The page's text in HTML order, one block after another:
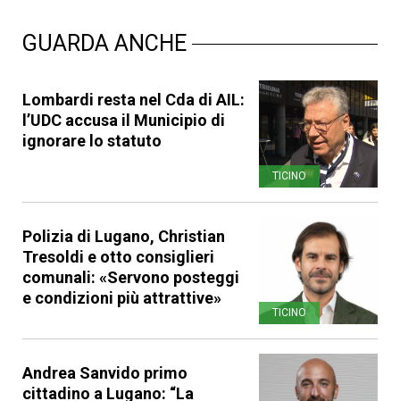
GUARDA ANCHE
Lombardi resta nel Cda di AIL:
l’UDC accusa il Municipio di
ignorare lo statuto
TICINO
Polizia di Lugano, Christian
Tresoldi e otto consiglieri
comunali: «Servono posteggi
e condizioni più attrattive»
TICINO
Andrea Sanvido primo
cittadino a Lugano: “La